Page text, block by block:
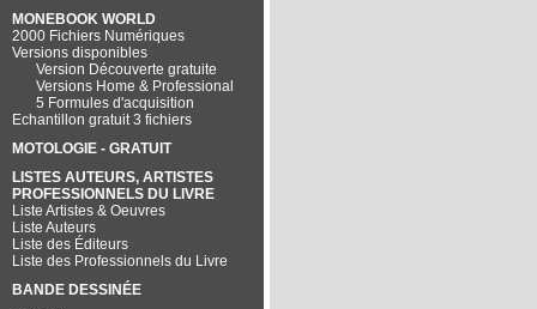
MONEBOOK WORLD
2000 Fichiers Numériques
Versions disponibles
Version Découverte gratuite
Versions Home & Professional
5 Formules d'acquisition
Echantillon gratuit 3 fichiers
MOTOLOGIE - GRATUIT
LISTES AUTEURS, ARTISTES
PROFESSIONNELS DU LIVRE
Liste Artistes & Oeuvres
Liste Auteurs
Liste des Éditeurs
Liste des Professionnels du Livre
BANDE DESSINÉE